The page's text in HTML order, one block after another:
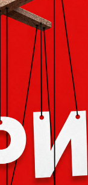
Reply to
Спасибо за
https://
0
гиперссылкой
Мы